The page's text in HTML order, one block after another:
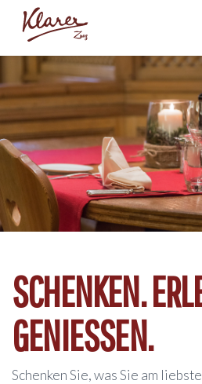
SCHENKEN.
GENIESSEN.
Schenken Sie, was Sie am